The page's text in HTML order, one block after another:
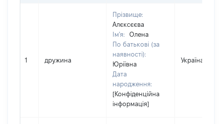
1 дружина
Прізвище:
Алєксєєва
Ім'я:
Олена
По батькові (за
наявності):
Юріївна
Дата
народження:
[Конфіденційна
інформація]
Україна